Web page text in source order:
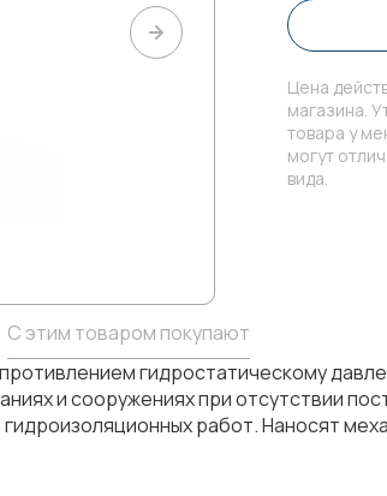
Цена
магазина.
товара у
могут
вида.
С этим товаром покупают
гидростатическому
и сооружениях при отсутствии
работ. Наносят